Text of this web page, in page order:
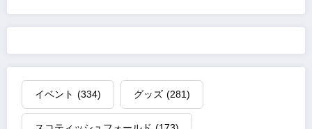
イベント (334) グッズ (281)